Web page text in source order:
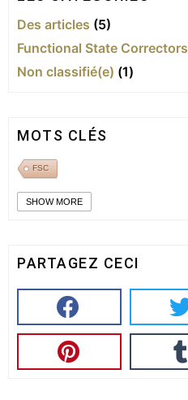
Des articles (5)
Functional State Correctors
Non classifié(e) (1)
MOTS CLÉS
FSC
SHOW MORE
PARTAGEZ CECI